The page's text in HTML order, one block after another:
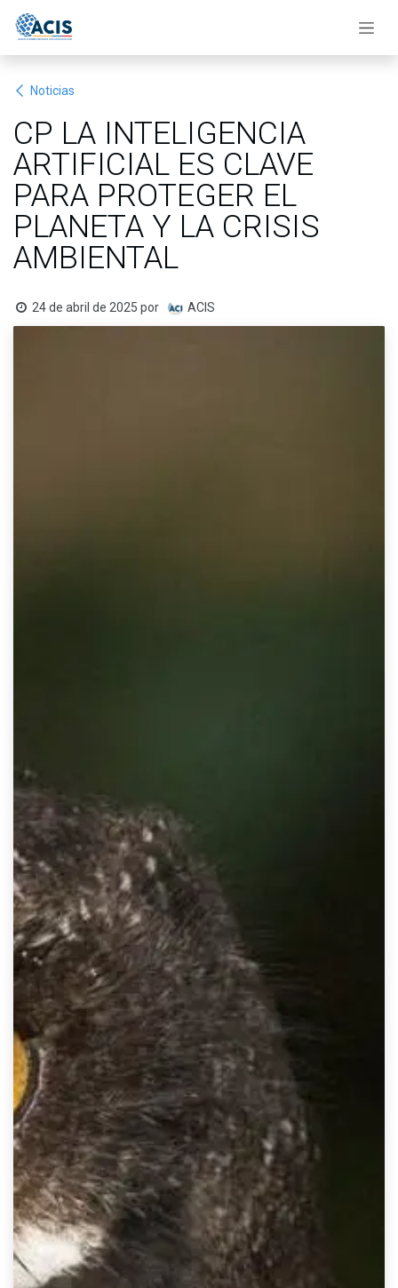
Noticias
CP LA INTELIGENCIA
ARTIFICIAL ES CLAVE
PARA PROTEGER EL
PLANETA Y LA CRISIS
AMBIENTAL
24 de abril de 2025 por ACIS